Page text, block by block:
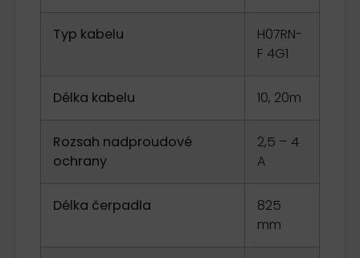
Typ kabelu
H07RN-
F 4G1
Délka kabelu 10, 20m
Rozsah nadproudové
ochrany
2,5 – 4
A
Délka čerpadla
825
mm